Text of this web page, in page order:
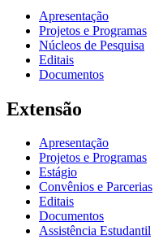
Apresentação
Projetos e Programas
Núcleos de Pesquisa
Editais
Documentos
Extensão
Apresentação
Projetos e Programas
Estágio
Convênios e Parcerias
Editais
Documentos
Assistência Estudantil